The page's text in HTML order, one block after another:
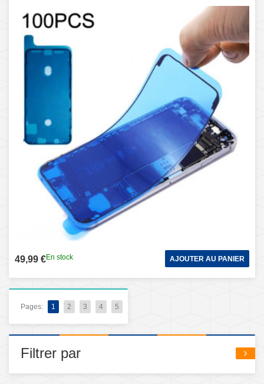
49,99 €En stock AJOUTER AU PANIER
Pages: 1 2 3 4 5
Filtrer par